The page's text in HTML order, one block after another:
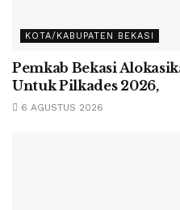
KOTA/KABUPATEN BEKASI
Pemkab Bekasi
Untuk Pilkades 2026,
6 AGUSTUS 2026